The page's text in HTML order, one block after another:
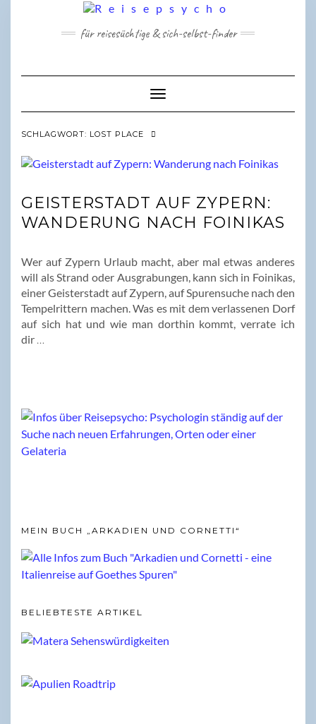
für reisesüchtige & sich-selbst-finder
Toggle Navigation
SCHLAGWORT: LOST PLACE
GEISTERSTADT AUF ZYPERN:
WANDERUNG NACH FOINIKAS
Wer auf Zypern Urlaub macht, aber mal etwas anderes
will als Strand oder Ausgrabungen, kann sich in Foinikas,
einer Geisterstadt auf Zypern, auf Spurensuche nach den
Tempelrittern machen. Was es mit dem verlassenen Dorf
auf sich hat und wie man dorthin kommt, verrate ich
dir
MEIN BUCH „ARKADIEN UND CORNETTI“
BELIEBTESTE ARTIKEL